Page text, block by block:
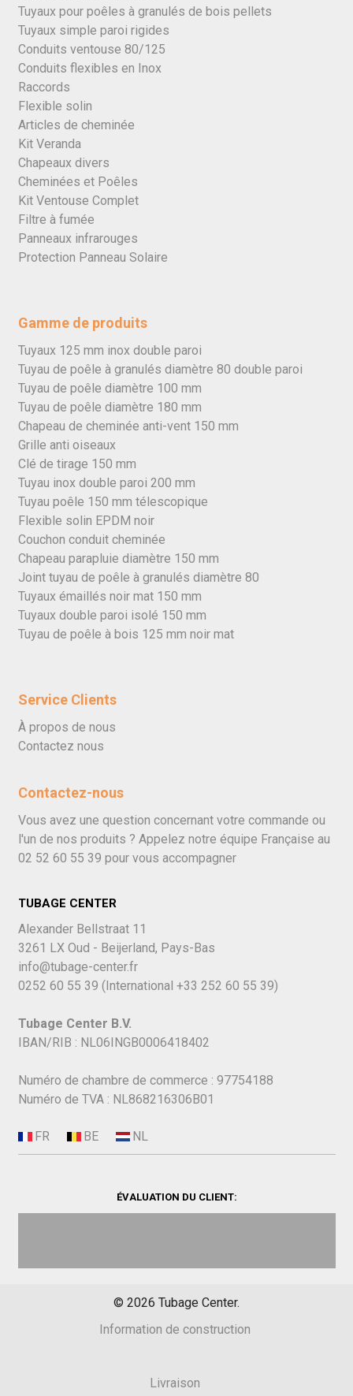
Tuyaux pour poêles à granulés de bois pellets
Tuyaux simple paroi rigides
Conduits ventouse 80/125
Conduits flexibles en Inox
Raccords
Flexible solin
Articles de cheminée
Kit Veranda
Chapeaux divers
Cheminées et Poêles
Kit Ventouse Complet
Filtre à fumée
Panneaux infrarouges
Protection Panneau Solaire
Gamme de produits
Tuyaux 125 mm inox double paroi
Tuyau de poêle à granulés diamètre 80 double paroi
Tuyau de poêle diamètre 100 mm
Tuyau de poêle diamètre 180 mm
Chapeau de cheminée anti-vent 150 mm
Grille anti oiseaux
Clé de tirage 150 mm
Tuyau inox double paroi 200 mm
Tuyau poêle 150 mm télescopique
Flexible solin EPDM noir
Couchon conduit cheminée
Chapeau parapluie diamètre 150 mm
Joint tuyau de poêle à granulés diamètre 80
Tuyaux émaillés noir mat 150 mm
Tuyaux double paroi isolé 150 mm
Tuyau de poêle à bois 125 mm noir mat
Service Clients
À propos de nous
Contactez nous
Contactez-nous
Vous avez une question concernant votre commande ou
l'un de nos produits ? Appelez notre équipe Française au
02 52 60 55 39 pour vous accompagner
TUBAGE CENTER
Alexander Bellstraat 11
3261 LX Oud - Beijerland, Pays-Bas
info@tubage-center.fr
0252 60 55 39 (International +33 252 60 55 39)
Tubage Center B.V.
IBAN/RIB : NL06INGB0006418402
Numéro de chambre de commerce : 97754188
Numéro de TVA : NL868216306B01
ÉVALUATION DU CLIENT:
© 2026 Tubage Center.
Information de construction
Livraison